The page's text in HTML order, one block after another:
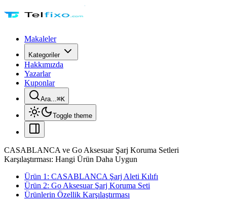
Makaleler
Kategoriler
Hakkımızda
Yazarlar
Kuponlar
Ara...⌘K
Toggle theme
CASABLANCA ve Go Aksesuar Şarj Koruma Setleri
Karşılaştırması: Hangi Ürün Daha Uygun
Ürün 1: CASABLANCA Şarj Aleti Kılıfı
Ürün 2: Go Aksesuar Şarj Koruma Seti
Ürünlerin Özellik Karşılaştırması